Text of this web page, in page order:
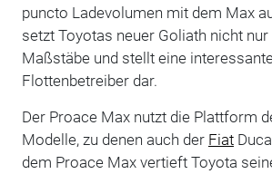
puncto Ladevolumen mit dem Max
setzt Toyotas neuer Goliath nicht
Maßstäbe und stellt eine
Flottenbetreiber dar.
Der Proace Max nutzt die Plattform
Modelle, zu denen auch der Fiat
dem Proace Max vertieft Toyota